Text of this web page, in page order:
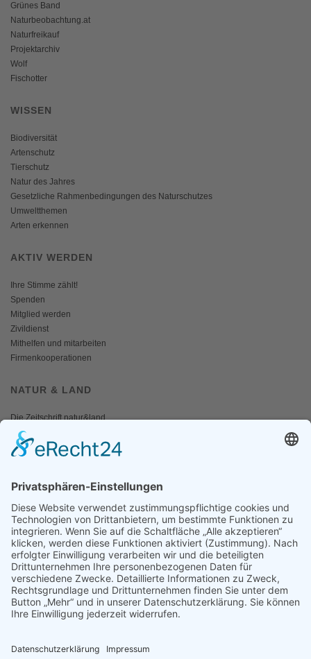
Grünes Band
Naturbeobachtung.at
Naturfreikauf
Projektarchiv
Wolf
Fischotter
WISSEN
Biodiversität
Artenschutz
Tierschutz
Natur des Jahres
Gesetzliche Rahmenbedingungen des Naturschutzes
Umweltthemen
Arten erkennen
AKTIV WERDEN
Ihre Stimme zählt!
Spenden
Mitglied werden
Zivildienst
Mithelfen und mitarbeiten
Firmenkooperationen
NATUR & LAND
Die Zeitschrift natur&land
Archiv
Mediadaten
Fotos und Logos
Presseaussendungen
Presse
Presseinformationen abonnieren
ÜBER UNS
Naturschutzbund
Naturschutzjugend